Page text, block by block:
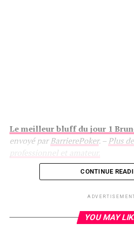
Le meilleur bluff du jour 1
envoyé parBarrierePoker. –Plus
professionnel et amateur.
Abonnez-vous au magazine
MADE IN POKER en cadeau
CONTINUE
YOU MAY